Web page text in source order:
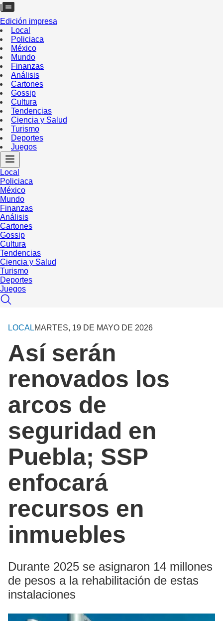
Edición impresa
Local
Policiaca
México
Mundo
Finanzas
Análisis
Cartones
Gossip
Cultura
Tendencias
Ciencia y Salud
Turismo
Deportes
Juegos
Local
Policiaca
México
Mundo
Finanzas
Análisis
Cartones
Gossip
Cultura
Tendencias
Ciencia y Salud
Turismo
Deportes
Juegos
LOCALMARTES, 19 DE MAYO DE 2026
Así serán
renovados los
arcos de
seguridad en
Puebla; SSP
enfocará
recursos en
inmuebles
Durante 2025 se asignaron 14 millones
de pesos a la rehabilitación de estas
instalaciones